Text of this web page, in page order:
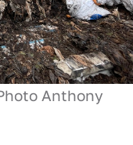
Anthony